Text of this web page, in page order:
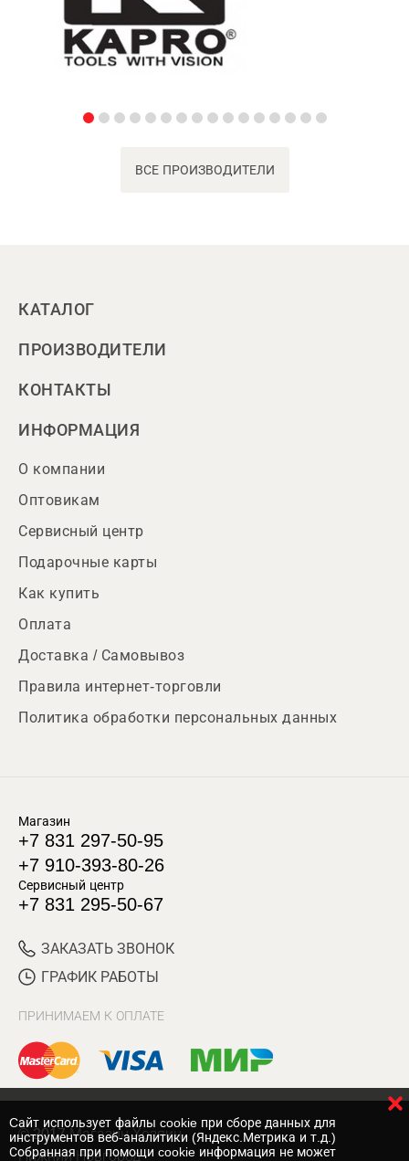
ВСЕ ПРОИЗВОДИТЕЛИ
КАТАЛОГ
ПРОИЗВОДИТЕЛИ
КОНТАКТЫ
ИНФОРМАЦИЯ
О компании
Оптовикам
Сервисный центр
Подарочные карты
Как купить
Оплата
Доставка / Самовывоз
Правила интернет-торговли
Политика обработки персональных данных
Магазин
+7 831 297-50-95
+7 910-393-80-26
Сервисный центр
+7 831 295-50-67
ЗАКАЗАТЬ ЗВОНОК
ГРАФИК РАБОТЫ
ПРИНИМАЕМ К ОПЛАТЕ
© 2017 Магазин Хозяин
Нижний Новгород
Cайт использует файлы cookie при сборе данных для
инструментов веб-аналитики (Яндекс.Метрика и т.д.)
Собранная при помощи cookie информация не может